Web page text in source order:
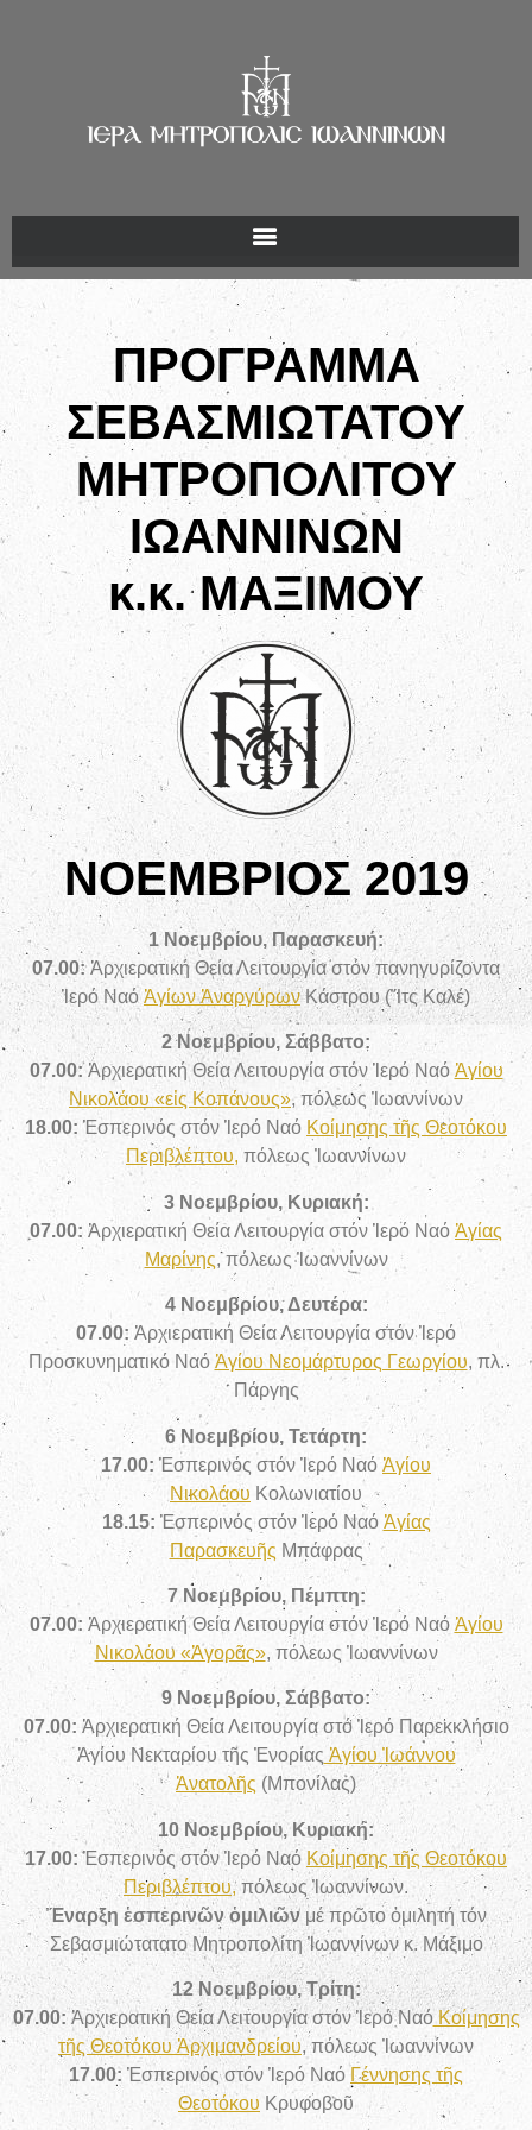
ΠΡΟΓΡΑΜΜΑ
ΣΕΒΑΣΜΙΩΤΑΤΟΥ
ΜΗΤΡΟΠΟΛΙΤΟΥ
ΙΩΑΝΝΙΝΩΝ
κ.κ. ΜΑΞΙΜΟΥ
ΝΟΕΜΒΡΙΟΣ 2019
1 Νοεμβρίου, Παρασκευή:
07.00:Ἀρχιερατική Θεία Λειτουργία στόν πανηγυρίζοντα
Ἱερό ΝαόἉγίων ἈναργύρωνΚάστρου (Ἴτς Καλέ)
2 Νοεμβρίου, Σάββατο:
07.00:Ἀρχιερατική Θεία Λειτουργία στόν Ἱερό Ναό Ἁγίου
Νικολάου «εἰς Κοπάνους», πόλεως Ἰωαννίνων
18.00: Ἑσπερινός στόν Ἱερό Ναό Κοίμησης τῆς Θεοτόκου
Περιβλέπτου, πόλεως Ἰωαννίνων
3 Νοεμβρίου, Κυριακή:
07.00: Ἀρχιερατική Θεία Λειτουργία στόν Ἱερό Ναό Ἁγίας
Μαρίνης, πόλεως Ἰωαννίνων
4 Νοεμβρίου, Δευτέρα:
07.00: Ἀρχιερατική Θεία Λειτουργία στόν Ἱερό
Προσκυνηματικό Ναό Ἁγίου Νεομάρτυρος Γεωργίου, πλ.
Πάργης
6 Νοεμβρίου, Τετάρτη:
17.00: Ἑσπερινός στόν Ἱερό Ναό Ἁγίου
Νικολάου Κολωνιατίου
18.15: Ἑσπερινός στόν Ἱερό Ναό Ἁγίας
Παρασκευῆς Μπάφρας
7 Νοεμβρίου, Πέμπτη:
07.00: Ἀρχιερατική Θεία Λειτουργία στόν Ἱερό Ναό Ἁγίου
Νικολάου «Ἀγορᾶς», πόλεως Ἰωαννίνων
9 Νοεμβρίου, Σάββατο:
07.00: Ἀρχιερατική Θεία Λειτουργία στό Ἱερό Παρεκκλήσιο
Ἁγίου Νεκταρίου τῆς Ἐνορίας Ἁγίου Ἰωάννου
Ἀνατολῆς (Μπονίλας)
10 Νοεμβρίου, Κυριακή:
17.00: Ἑσπερινόςστόν Ἱερό Ναό Κοίμησης τῆς Θεοτόκου
Περιβλέπτου,πόλεως Ἰωαννίνων.
Ἔναρξη ἑσπερινῶν ὁμιλιῶνμέ πρῶτο ὁμιλητή τόν
Σεβασμιώτατατο Μητροπολίτη Ἰωαννίνων κ. Μάξιμο
12 Νοεμβρίου, Τρίτη:
07.00:Ἀρχιερατική Θεία Λειτουργία στόν Ἱερό ΝαόΚοίμησης
τῆς Θεοτόκου Ἀρχιμανδρείου, πόλεως Ἰωαννίνων
17.00: Ἑσπερινός στόν Ἱερό Ναό Γέννησης τῆς
Θεοτόκου Κρυφοβοῦ